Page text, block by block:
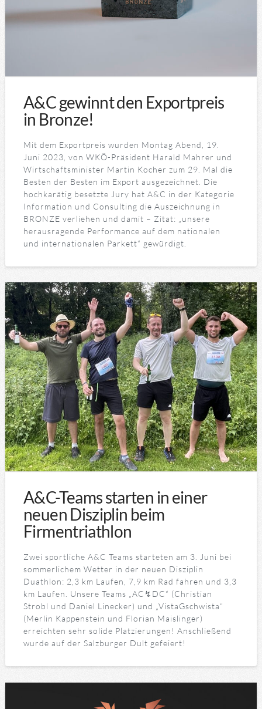
A&C gewinnt den Exportpreis
in Bronze!
Mit dem Exportpreis wurden Montag Abend, 19.
Juni 2023, von WKÖ-Präsident Harald Mahrer und
Wirtschaftsminister Martin Kocher zum 29. Mal die
Besten der Besten im Export ausgezeichnet. Die
hochkarätig besetzte Jury hat A&C in der Kategorie
Information und Consulting die Auszeichnung in
BRONZE verliehen und damit – Zitat: „unsere
herausragende Performance auf dem nationalen
und internationalen Parkett“ gewürdigt.
A&C-Teams starten in einer
neuen Disziplin beim
Firmentriathlon
Zwei sportliche A&C Teams starteten am 3. Juni bei
sommerlichem Wetter in der neuen Disziplin
Duathlon: 2,3 km Laufen, 7,9 km Rad fahren und 3,3
km Laufen. Unsere Teams „AC↯DC“ (Christian
Strobl und Daniel Linecker) und „VistaGschwista“
(Merlin Kappenstein und Florian Maislinger)
erreichten sehr solide Platzierungen! Anschließend
wurde auf der Salzburger Dult gefeiert!